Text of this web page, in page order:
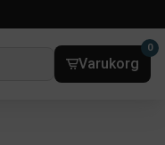
Varukorg
0